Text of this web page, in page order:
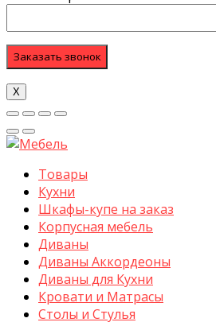
Х
Товары
Кухни
Шкафы-купе на заказ
Корпусная мебель
Диваны
Диваны Аккордеоны
Диваны для Кухни
Кровати и Матрасы
Столы и Стулья